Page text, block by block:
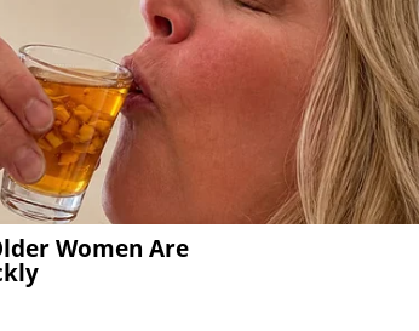
Women Are